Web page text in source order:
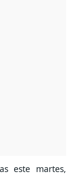
este martes,